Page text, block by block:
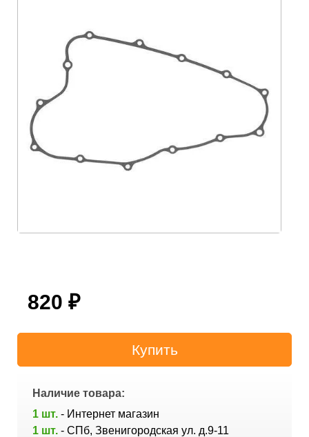
820 ₽
Наличие товара:
1 шт. - Интернет магазин
1 шт. - СПб, Звенигородская ул. д.9-11